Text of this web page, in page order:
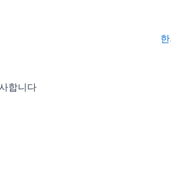
합니다